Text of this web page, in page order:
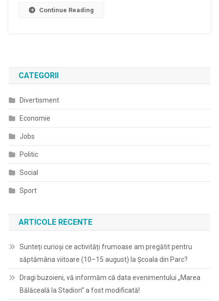
Continue Reading
CATEGORII
Divertisment
Economie
Jobs
Politic
Social
Sport
ARTICOLE RECENTE
Sunteți curioși ce activități frumoase am pregătit pentru
săptămâna viitoare (10–15 august) la Școala din Parc?
Dragi buzoieni, vă informăm că data evenimentului „Marea
Bălăceală la Stadion” a fost modificată!